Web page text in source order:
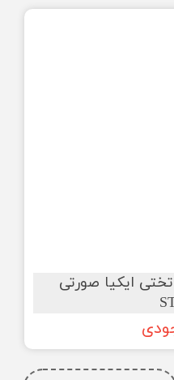
ایکیا صورتی